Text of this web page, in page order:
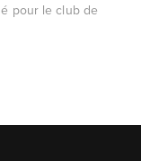
pour le club de